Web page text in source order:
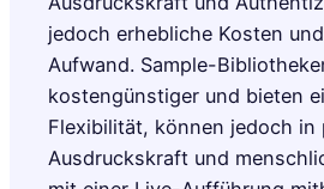
jedoch erhebliche Kosten
Aufwand. Sample-
kostengünstiger und bieten
Flexibilität, können jedoch in
Ausdruckskraft und